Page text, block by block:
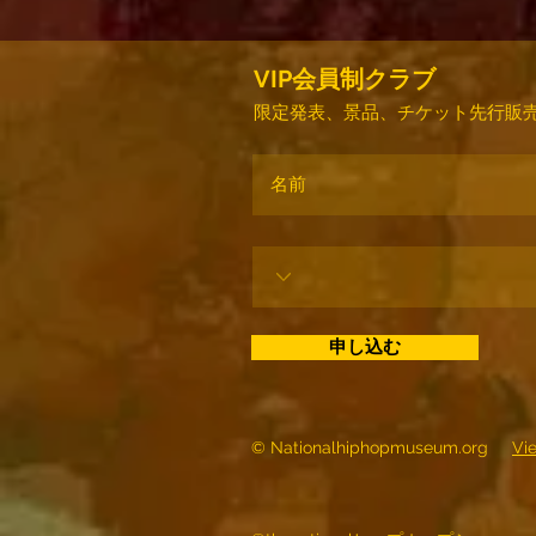
VIP会員制クラブ
限定発表、景品、チケット先行販
申し込む
© Nationalhiphopmuseum.org